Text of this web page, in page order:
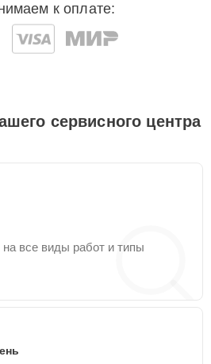
к оплате:
сервисного центра
все виды работ и типы